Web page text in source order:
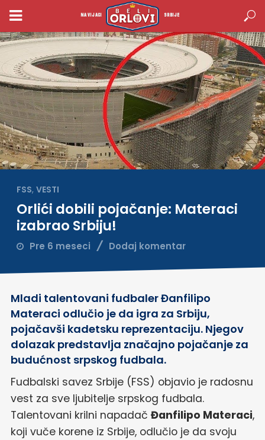
NAVIJACI SRBIJE
FSS, VESTI
Orlići dobili pojačanje: Materaci
izabrao Srbiju!
Pre 6 meseci Dodaj komentar
Mladi talentovani fudbaler Đanfilipo
Materaci odlučio je da igra za Srbiju,
pojačavši kadetsku reprezentaciju. Njegov
dolazak predstavlja značajno pojačanje za
budućnost srpskog fudbala.
Fudbalski savez Srbije (FSS) objavio je radosnu
vest za sve ljubitelje srpskog fudbala.
Talentovani krilni napadač Đanfilipo Materaci,
koji vuče korene iz Srbije, odlučio je da svoju